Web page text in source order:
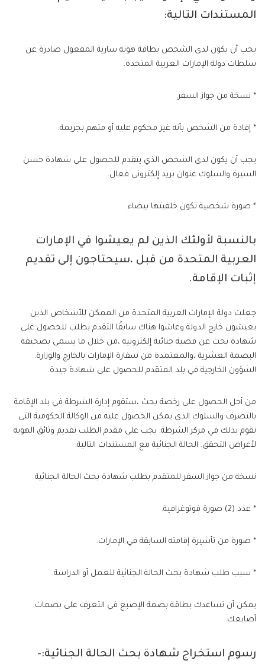
المستندات التالية:
يجب أن يكون لدى الشخص بطاقة هوية سارية المفعول صادرة عن
سلطات دولة الإمارات العربية المتحدة.
* نسخة من جواز السفر.
* إفادة من الشخص بأنه غير محكوم عليه أو متهم بجريمة.
يجب أن يكون لدى الشخص الذي يتقدم للحصول على شهادة حسن
السيرة والسلوك عنوان بريد إلكتروني فعال.
* صورة شخصية تكون خلفيتها بيضاء.
بالنسبة لأولئك الذين لم يعيشوا في الإمارات
العربية المتحدة من قبل ،سيحتاجون إلى تقديم
إثبات الإقامة.
جعلت دولة الإمارات العربية المتحدة من الممكن للأشخاص الذين
يعيشون خارج الدولة وعاشوا هناك سابقًا التقدم بطلب للحصول على
شهادة بحث عن قضية جنائية إلكترونية ،من خلال ما يسمى بصحيفة
البصمة العشرية ،والمعتمدة من سفارة الإمارات بالخارج والوزارة.
الشؤون الخارجية في بلد المتقدم للحصول على شهادة جيدة.
من أجل الحصول على رخصة بحث ،ستقوم إدارة الشرطة في بلد الإقامة
بالتصرف والسلوك الذي يمكن الحصول عليه من الوكالة الحكومية التي
تقوم بذلك في مركز الشرطة. يجب على مقدم الطلب تقديم وثائق الهوية
لأغراض التحقق. الحالة الجنائية مع المستندات التالية:
نسخة من جواز السفر للمتقدم بطلب شهادة بحث الحالة الجنائية.
* عدد (2) صورة فوتوغرافية.
* صورة من تأشيرة إقامته السابقة في الإمارات.
* سبب طلب شهادة بحث الحالة الجنائية للعمل أو الدراسة.
يمكن أن تساعدك بطاقة بصمة الإصبع في التعرف على بصمات
أصابعك.
رسوم استخراج شهادة بحث الحالة الجنائية:-